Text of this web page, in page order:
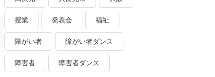
授業 発表会 福祉
障がい者 障がい者ダンス
障害者 障害者ダンス